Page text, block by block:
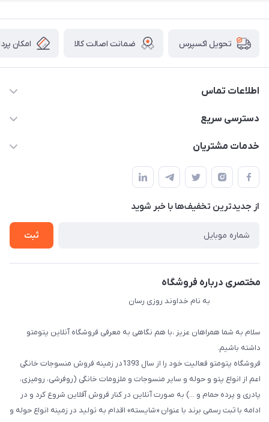
تحویل اکسپرس ضمانت اصالت کالا امکان
اطلاعات تماس
09034287359
دسترسی سریع
حساب کاربری
لیست محصولات
درباره ما
خدمات مشتریان
قوانین و مقررات
حریم خصوصی
راهنما
از جدید‌ترین تخفیف‌ها با‌ خبر شوید
ثبت
مختصری درباره فروشگاه
به نام خداوند روزی رسان
سلام به شما همراهان عزیز ،با هم نگاهی به معرفی فروشگاه آنلاین پتومتو
داشته باشیم.
فروشگاه پتومتو فعالیت خود را از سال 1393در زمینه فروش منسوجات خانگی
اعم از انواع پتو و حوله و سایر منسوجات و ملزومات خانگی (روفرشی، رومیزی،
پادری و پرده حمام و ...) به صورت آنلاین در کنار فروش آفلاین شروع کرد و در
ادامه با ثبت رسمی برند با عنوان «شایسته» اقدام به تولید در زمینه انواع حوله و